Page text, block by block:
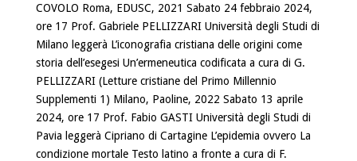
COVOLO Roma, EDUSC, 2021 Sabato 24 febbraio 2024,
ore 17 Prof. Gabriele PELLIZZARI Università degli Studi di
Milano leggerà L’iconografia cristiana delle origini come
storia dell’esegesi Un’ermeneutica codificata a cura di G.
PELLIZZARI (Letture cristiane del Primo Millennio
Supplementi 1) Milano, Paoline, 2022 Sabato 13 aprile
2024, ore 17 Prof. Fabio GASTI Università degli Studi di
Pavia leggerà Cipriano di Cartagine L’epidemia ovvero La
condizione mortale Testo latino a fronte a cura di F.